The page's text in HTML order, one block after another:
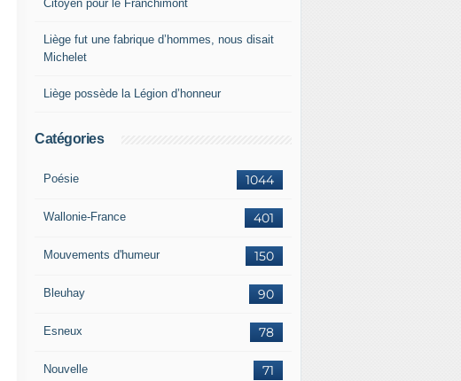
Citoyen pour le Franchimont
Liège fut une fabrique d’hommes, nous disait
Michelet
Liège possède la Légion d’honneur
Catégories
1044
Poésie
401
Wallonie-France
150
Mouvements d'humeur
90
Bleuhay
78
Esneux
71
Nouvelle